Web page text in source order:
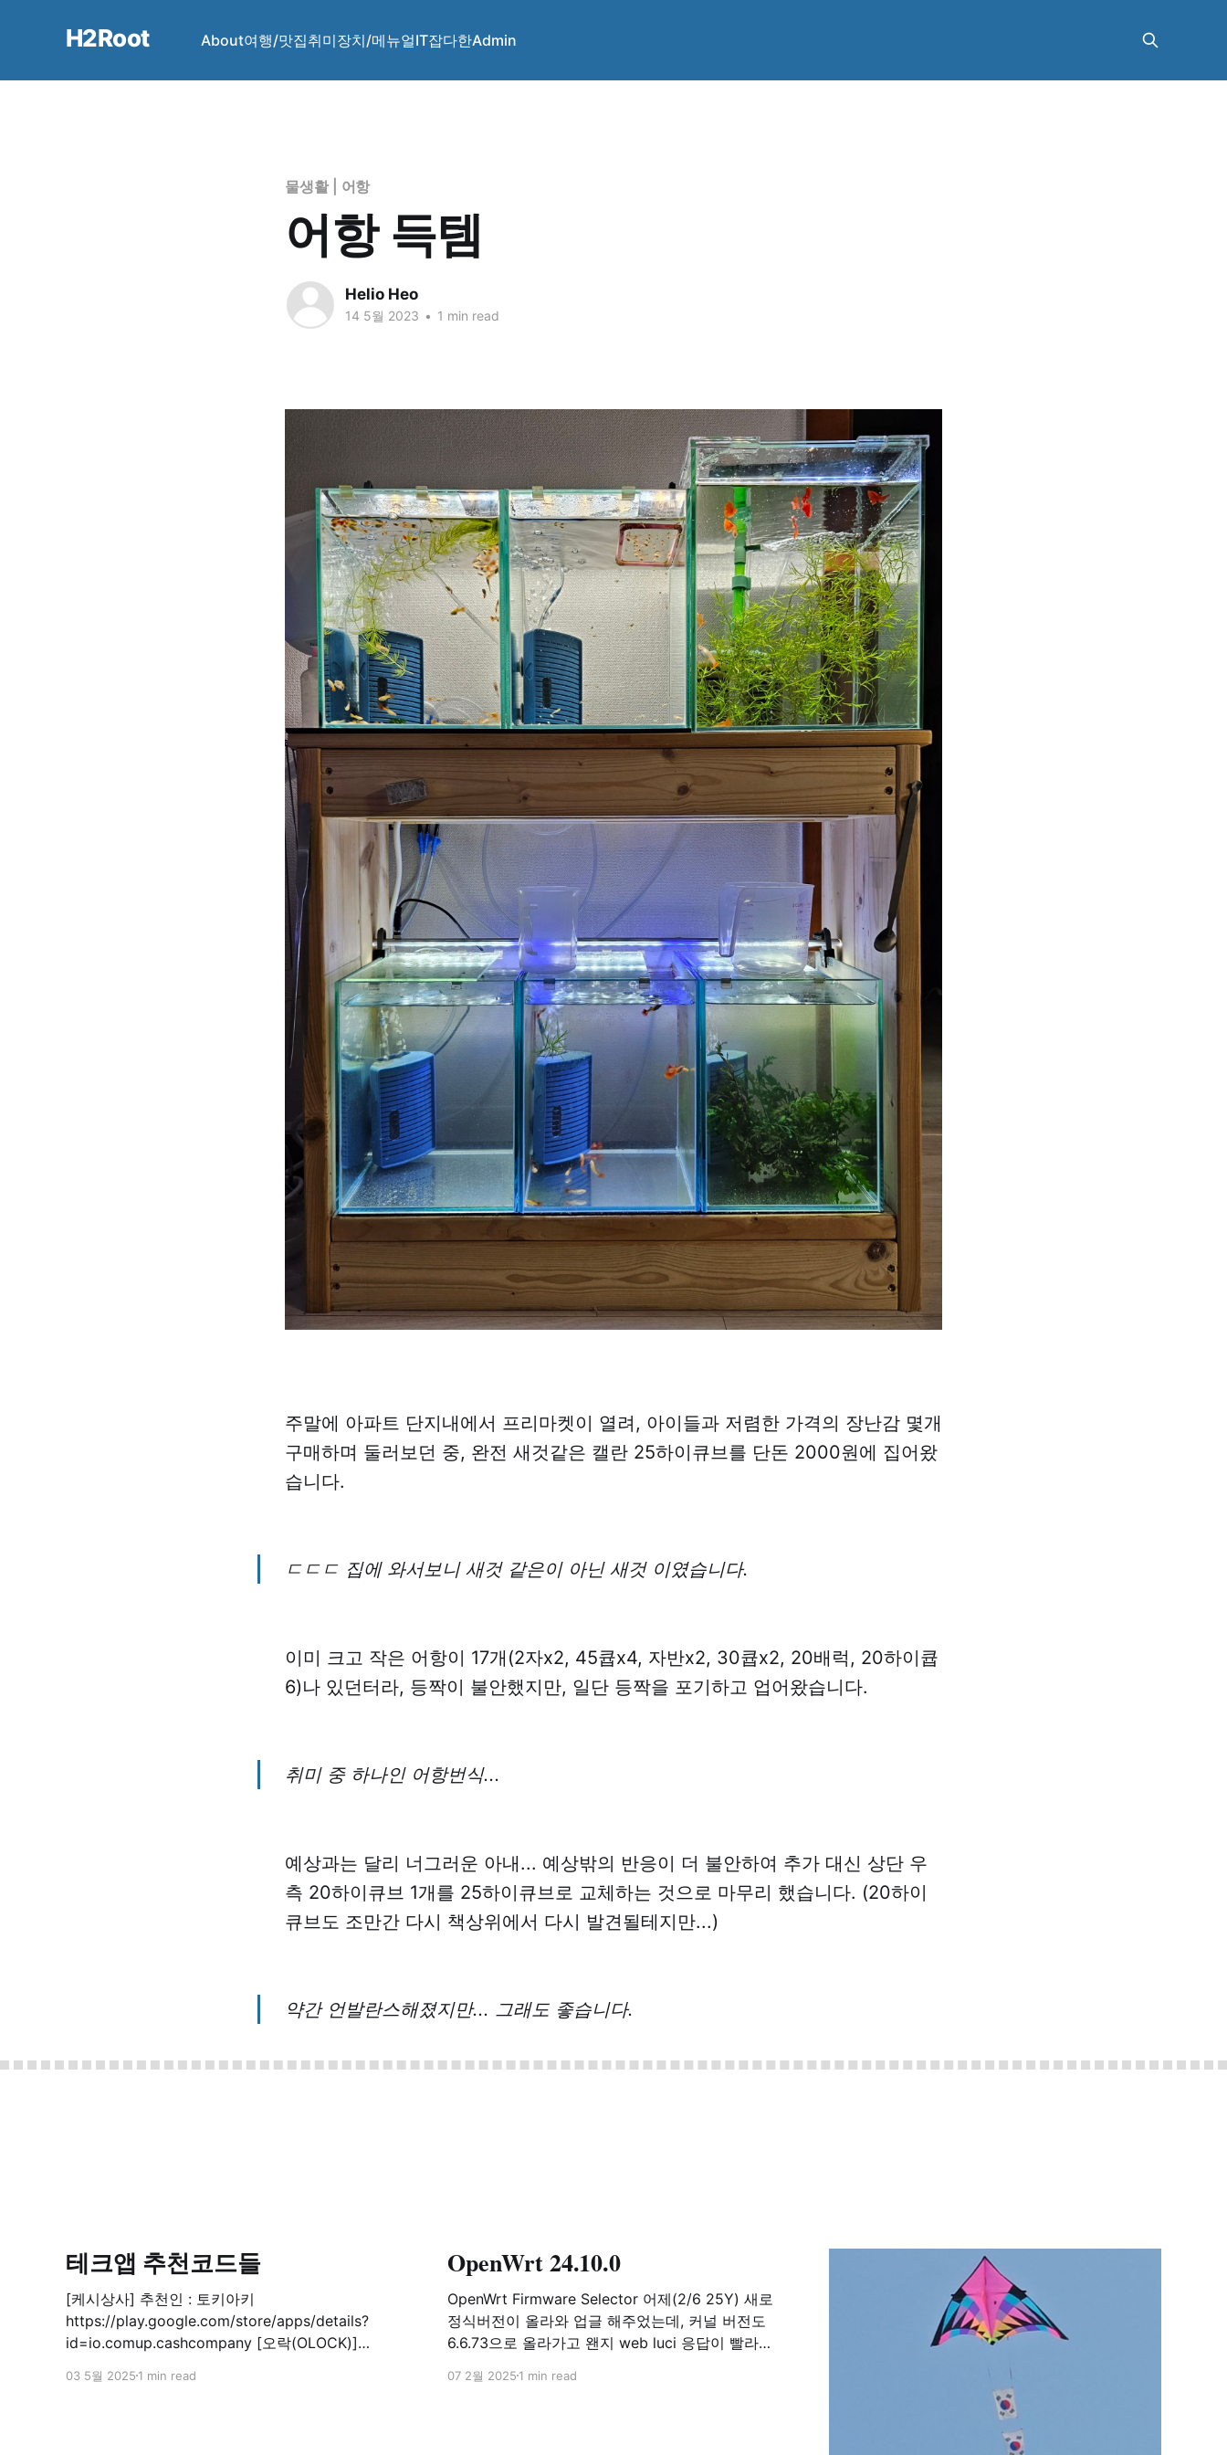
H2Root About여행/맛집취미장치/메뉴얼IT잡다한Admin
물생활| 어항
어항 득템
Helio Heo
14 5월 2023 • 1 min read
주말에 아파트 단지내에서 프리마켓이 열려, 아이들과 저렴한 가격의 장난감 몇개
구매하며 둘러보던 중, 완전 새것같은 캘란 25하이큐브를 단돈 2000원에 집어왔
습니다.
ㄷㄷㄷ 집에 와서보니 새것 같은이 아닌 새것 이였습니다.
이미 크고 작은 어항이 17개(2자x2, 45큡x4, 자반x2, 30큡x2, 20배럭, 20하이큡
6)나 있던터라, 등짝이 불안했지만, 일단 등짝을 포기하고 업어왔습니다.
취미 중 하나인 어항번식...
예상과는 달리 너그러운 아내... 예상밖의 반응이 더 불안하여 추가 대신 상단 우
측 20하이큐브 1개를 25하이큐브로 교체하는 것으로 마무리 했습니다. (20하이
큐브도 조만간 다시 책상위에서 다시 발견될테지만...)
약간 언발란스해졌지만... 그래도 좋습니다.
테크앱 추천코드들
[케시상사] 추천인 : 토키아키
https://play.google.com/store/apps/details?
id=io.comup.cashcompany [오락(OLOCK)]
https://locker.okcashbag.com/v1.0/lockerapp/ht
03 5월 2025 1 min read
OpenWrt 24.10.0
OpenWrt Firmware Selector 어제(2/6 25Y) 새로
정식버전이 올라와 업글 해주었는데, 커널 버전도
6.6.73으로 올라가고 왠지 web luci 응답이 빨라진
07 2월 20251 min read